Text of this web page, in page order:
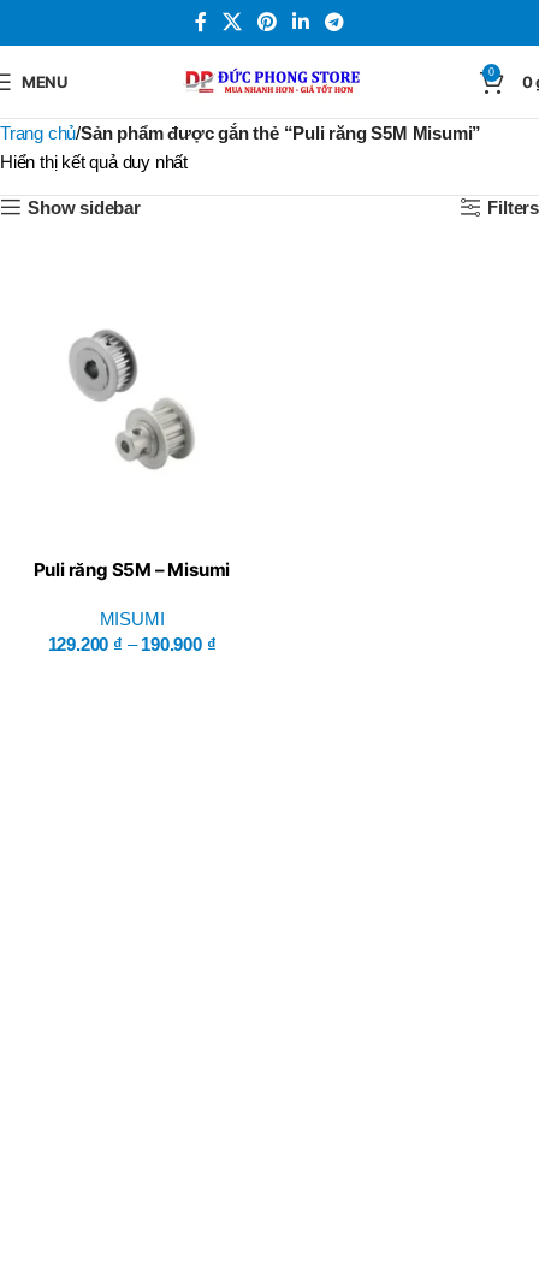
MENU 0 0
Trang chủ Sản phẩm được gắn thẻ “Puli răng S5M Misumi”
Hiển thị kết quả duy nhất
Show sidebar Filters
Puli răng S5M – Misumi
MISUMI
129.200 ₫ – 190.900 ₫